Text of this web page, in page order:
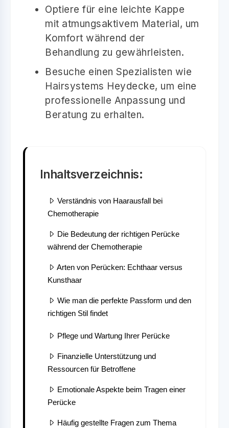
Optiere für eine leichte Kappe
mit atmungsaktivem Material, um
Komfort während der
Behandlung zu gewährleisten.
Besuche einen Spezialisten wie
Hairsystems Heydecke, um eine
professionelle Anpassung und
Beratung zu erhalten.
Inhaltsverzeichnis:
Verständnis von Haarausfall bei
Chemotherapie
Die Bedeutung der richtigen Perücke
während der Chemotherapie
Arten von Perücken: Echthaar versus
Kunsthaar
Wie man die perfekte Passform und den
richtigen Stil findet
Pflege und Wartung Ihrer Perücke
Finanzielle Unterstützung und
Ressourcen für Betroffene
Emotionale Aspekte beim Tragen einer
Perücke
Häufig gestellte Fragen zum Thema